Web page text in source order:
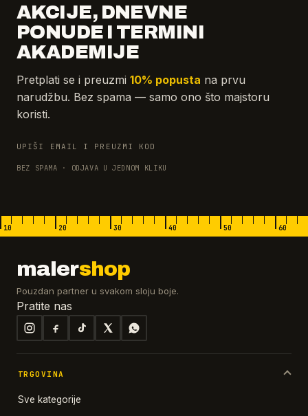
AKCIJE, DNEVNE
PONUDE I TERMINI
AKADEMIJE
Pretplati se i preuzmi 10% popusta na prvu
narudžbu. Bez spama — samo ono što majstoru
koristi.
UPIŠI EMAIL I PREUZMI KOD
BEZ SPAMA · ODJAVA U JEDNOM KLIKU
10 20 30 40 50 60
malershop
Pouzdan partner u svakom sloju boje.
Pratite nas
TRGOVINA
Sve kategorije